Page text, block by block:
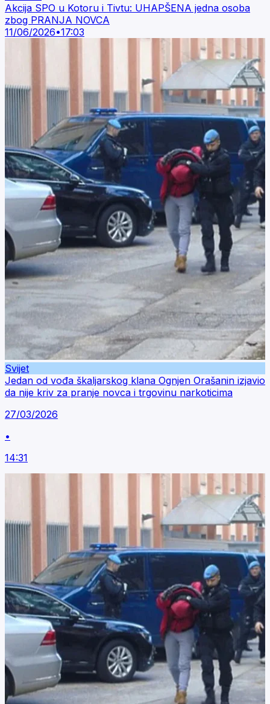
Akcija SPO u Kotoru i Tivtu: UHAPŠENA jedna osoba
zbog PRANJA NOVCA
11/06/2026•17:03
Svijet
Jedan od vođa škaljarskog klana Ognjen Orašanin izjavio
da nije kriv za pranje novca i trgovinu narkoticima
27/03/2026
•
14:31